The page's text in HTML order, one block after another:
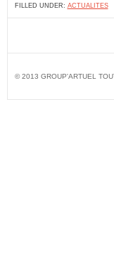
FILLED UNDER: ACTUALITES
© 2013 GROUP'ARTUEL